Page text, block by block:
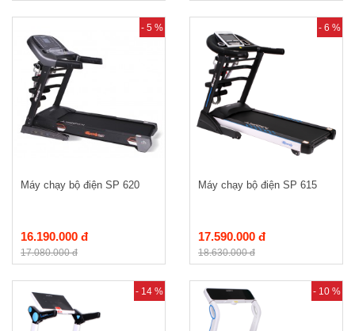
- 5 %
Máy chạy bộ điện SP 620
16.190.000 đ
17.080.000 đ
- 6 %
Máy chạy bộ điện SP 615
17.590.000 đ
18.630.000 đ
- 14 % - 10 %